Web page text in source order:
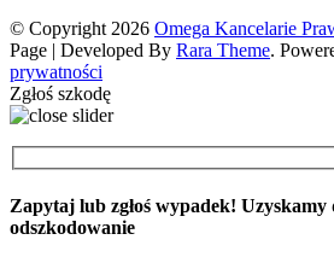
© Copyright 2026 Omega Kancelarie
Page | Developed By Rara Theme.
prywatności
Zgłoś szkodę
Zapytaj lub zgłoś wypadek! Uzyskamy
odszkodowanie